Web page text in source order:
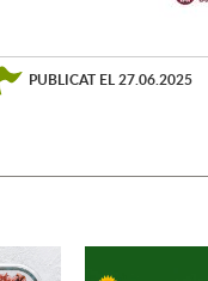
PUBLICAT EL27.06.2025